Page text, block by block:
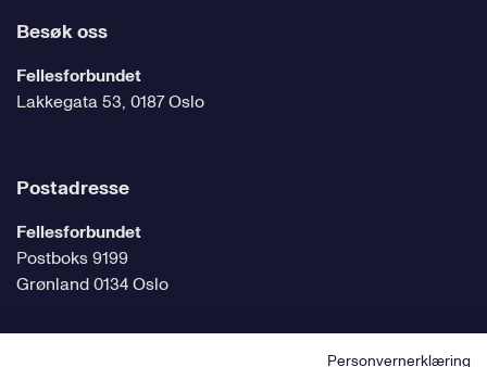
Besøk oss
Fellesforbundet
Lakkegata 53, 0187 Oslo
Postadresse
Fellesforbundet
Postboks 9199
Grønland 0134 Oslo
Personvernerklæring